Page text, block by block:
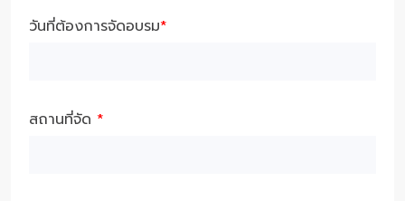
วันที่ต้องการจัดอบรม*
สถานที่จัด *